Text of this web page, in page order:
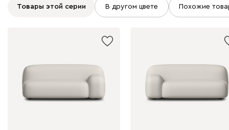
Товары этой серии В другом цвете Похожие